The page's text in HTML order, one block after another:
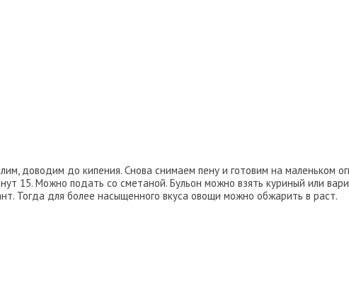
доводим до кипения. Снова снимаем пену и готовим на маленьком
15. Можно подать со сметаной. Бульон можно взять куриный или
Тогда для более насыщенного вкуса овощи можно обжарить в раст.